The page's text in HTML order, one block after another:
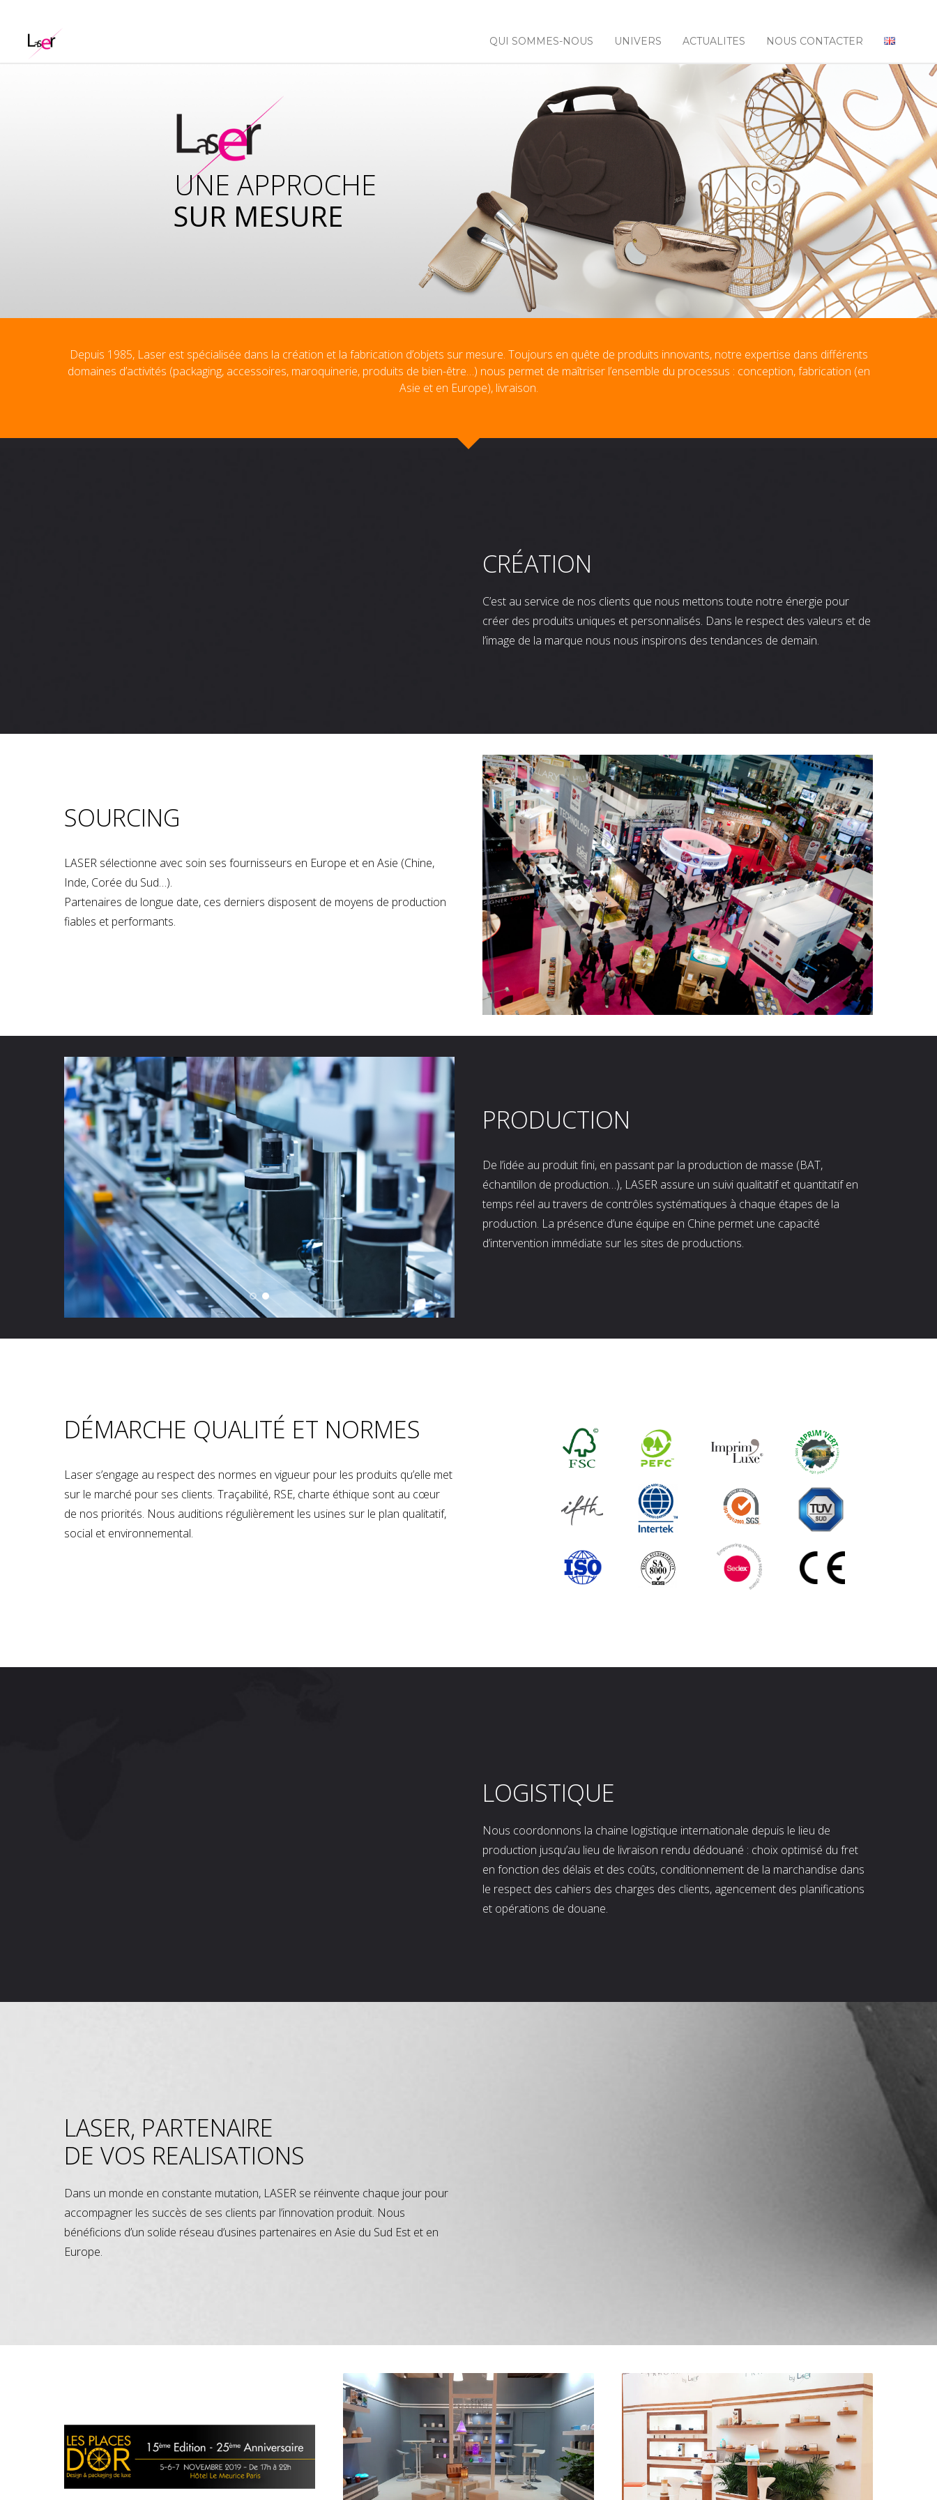
QUI SOMMES-NOUS UNIVERS ACTUALITES NOUS CONTACTER
SUR MESURE
UNE APPROCHE
Depuis 1985, Laser est spécialisée dans la création et la fabrication d’objets sur mesure. Toujours en quête de produits innovants, notre expertise dans différents
domaines d’activités (packaging, accessoires, maroquinerie, produits de bien-être…) nous permet de maîtriser l’ensemble du processus : conception, fabrication (en
Asie et en Europe), livraison.
CRÉATION
C’est au service de nos clients que nous mettons toute notre énergie pour
créer des produits uniques et personnalisés. Dans le respect des valeurs et de
l’image de la marque nous nous inspirons des tendances de demain.
SOURCING
LASER sélectionne avec soin ses fournisseurs en Europe et en Asie (Chine,
Inde, Corée du Sud…).
Partenaires de longue date, ces derniers disposent de moyens de production
fiables et performants.
PRODUCTION
De l’idée au produit fini, en passant par la production de masse (BAT,
échantillon de production…), LASER assure un suivi qualitatif et quantitatif en
temps réel au travers de contrôles systématiques à chaque étapes de la
production. La présence d’une équipe en Chine permet une capacité
d’intervention immédiate sur les sites de productions.
DÉMARCHE QUALITÉ ET NORMES
Laser s’engage au respect des normes en vigueur pour les produits qu’elle met
sur le marché pour ses clients. Traçabilité, RSE, charte éthique sont au cœur
de nos priorités. Nous auditions régulièrement les usines sur le plan qualitatif,
social et environnemental.
LOGISTIQUE
Nous coordonnons la chaine logistique internationale depuis le lieu de
production jusqu’au lieu de livraison rendu dédouané : choix optimisé du fret
en fonction des délais et des coûts, conditionnement de la marchandise dans
le respect des cahiers des charges des clients, agencement des planifications
et opérations de douane.
LASER, PARTENAIRE
DE VOS REALISATIONS
Dans un monde en constante mutation, LASER se réinvente chaque jour pour
accompagner les succès de ses clients par l’innovation produit. Nous
bénéficions d’un solide réseau d’usines partenaires en Asie du Sud Est et en
Europe.